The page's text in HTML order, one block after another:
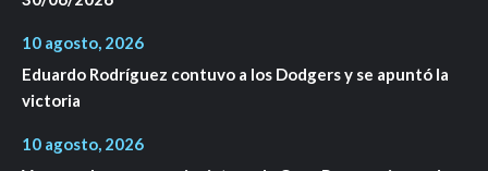
10 agosto, 2026
Eduardo Rodríguez contuvo a los Dodgers y se apuntó la
victoria
10 agosto, 2026